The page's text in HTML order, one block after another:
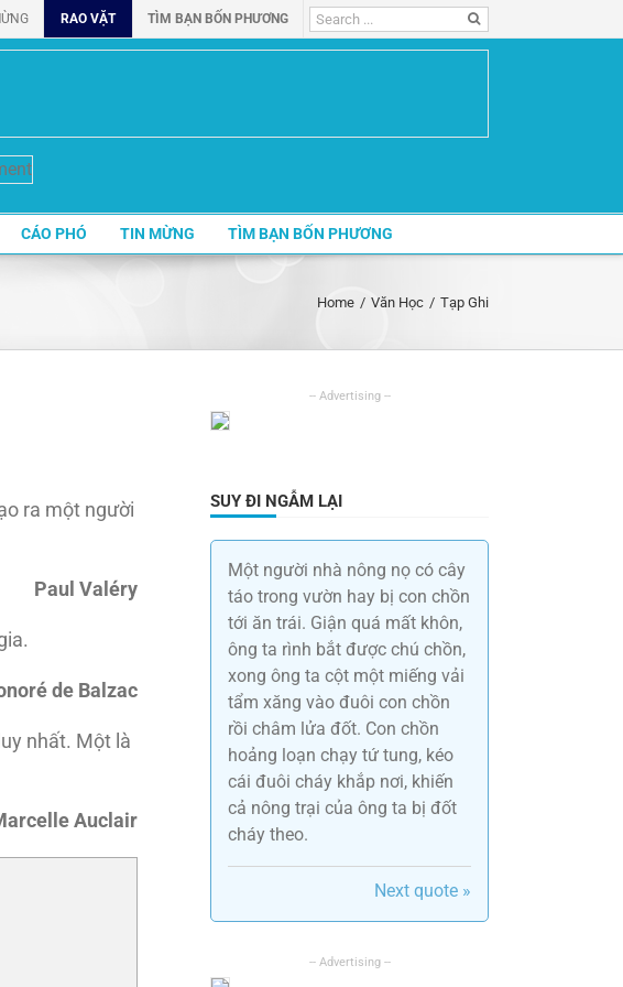
RAO VẶT TÌM BẠN BỐN PHƯƠNG
Search
for:
CÁO PHÓ TIN MỪNG TÌM BẠN BỐN PHƯƠNG
Home / Văn Học / Tạp Ghi
ra một người
Paul Valéry
de Balzac
nhất. Một là
Auclair
SUY ĐI NGẪM LẠI
Một người nhà nông nọ có cây
táo trong vườn hay bị con chồn
tới ăn trái. Giận quá mất khôn,
ông ta rình bắt được chú chồn,
xong ông ta cột một miếng vải
tẩm xăng vào đuôi con chồn
rồi châm lửa đốt. Con chồn
hoảng loạn chạy tứ tung, kéo
cái đuôi cháy khắp nơi, khiến
cả nông trại của ông ta bị đốt
cháy theo.
Next quote »